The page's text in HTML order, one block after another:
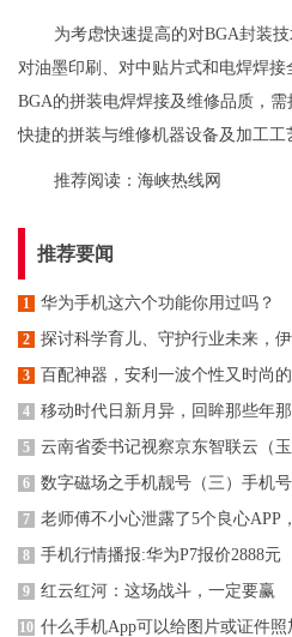
为考虑快速提高的对BGA封装
对油墨印刷、对中贴片式和电焊焊
BGA的拼装电焊焊接及维修品质，
快捷的拼装与维修机器设备及加工工
推荐阅读： 海峡热线网
推荐要闻
1 华为手机这六个功能你用过吗？
2 探讨科学育儿、守护行业未来，
3 百配神器，安利一波个性又时尚
4 移动时代日新月异，回眸那些年
5 云南省委书记视察京东智联云（
6 数字磁场之手机靓号（三）手机
7 老师傅不小心泄露了5个良心APP
8 手机行情播报:华为P7报价2888元
9 红云红河：这场战斗，一定要赢
10 什么手机App可以给图片或证件照